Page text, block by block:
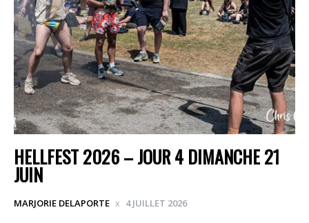
HELLFEST 2026 – JOUR 4 DIMANCHE 21
JUIN
MARJORIE DELAPORTE 4 JUILLET 2026